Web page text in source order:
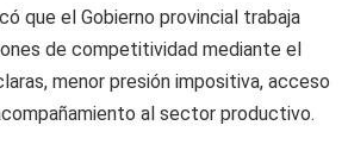
que el Gobierno provincial trabaja
de competitividad mediante el
menor presión impositiva, acceso
al sector productivo.